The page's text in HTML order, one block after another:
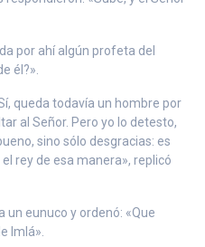
por ahí algún profeta del
él?».
queda todavía un hombre por
al Señor. Pero yo lo detesto,
sino sólo desgracias: es
rey de esa manera», replicó
un eunuco y ordenó: «Que
Imlá».